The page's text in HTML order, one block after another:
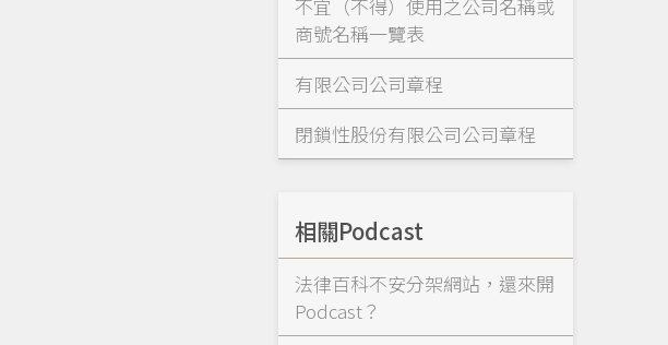
不宜（不得）使用之公司名稱或
商號名稱一覽表
有限公司公司章程
閉鎖性股份有限公司公司章程
相關Podcast
法律百科不安分架網站，還來開
Podcast？